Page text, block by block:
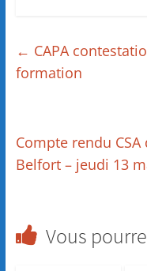
← CAPA
formation
Compte rendu
Belfort – jeudi 13
Vous